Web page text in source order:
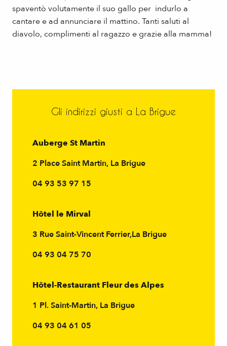
spaventò volutamente il suo gallo per indurlo a
cantare e ad annunciare il mattino. Tanti saluti al
diavolo, complimenti al ragazzo e grazie alla mamma!
Gli indirizzi giusti a La Brigue
Auberge St Martin
2 Place Saint Martin, La Brigue
04 93 53 97 15
Hôtel le Mirval
3 Rue Saint-Vincent Ferrier,La Brigue
04 93 04 75 70
Hôtel-Restaurant Fleur des Alpes
1 Pl. Saint-Martin, La Brigue
04 93 04 61 05